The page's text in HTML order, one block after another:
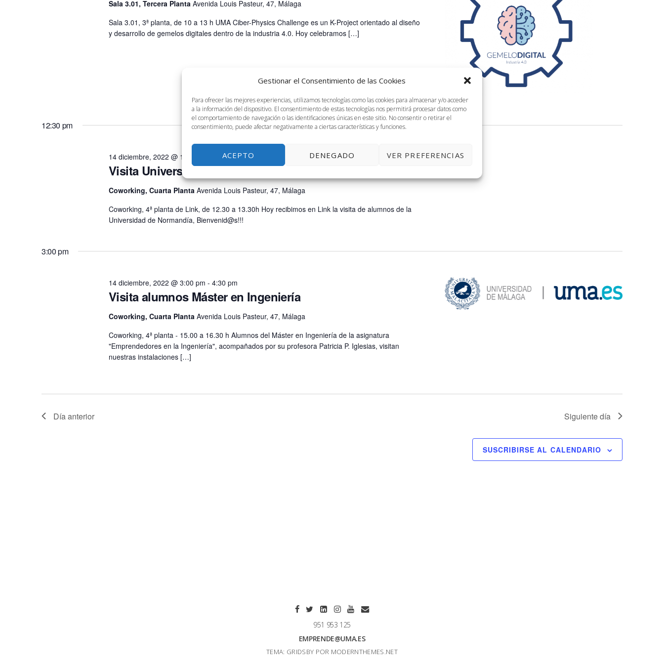
Gestionar el Consentimiento de las Cookies
Para ofrecer las mejores experiencias, utilizamos tecnologías como las cookies para almacenar y/o acceder
a la información del dispositivo. El consentimiento de estas tecnologías nos permitirá procesar datos como
el comportamiento de navegación o las identificaciones únicas en este sitio. No consentir o retirar el
consentimiento, puede afectar negativamente a ciertas características y funciones.
ACEPTO DENEGADO VER PREFERENCIAS
Sala 3.01, Tercera Planta Avenida Louis Pasteur, 47, Málaga
Sala 3.01, 3ª planta, de 10 a 13 h UMA Ciber-Physics Challenge es un K-Project orientado al diseño
y desarrollo de gemelos digitales dentro de la industria 4.0. Hoy celebramos […]
12:30 pm
Visita Universidad de Normandía
14 diciembre, 2022 @ 12:30 pm 1:30 pm
Coworking, Cuarta Planta Avenida Louis Pasteur, 47, Málaga
Coworking, 4ª planta de Link, de 12.30 a 13.30h Hoy recibimos en Link la visita de alumnos de la
Universidad de Normandía, Bienvenid@s!!!
3:00 pm
Visita alumnos Máster en Ingeniería
14 diciembre, 2022 @ 3:00 pm - 4:30 pm
Coworking, Cuarta Planta Avenida Louis Pasteur, 47, Málaga
Coworking, 4ª planta - 15.00 a 16.30 h Alumnos del Máster en Ingeniería de la asignatura
"Emprendedores en la Ingeniería", acompañados por su profesora Patricia P. Iglesias, visitan
nuestras instalaciones […]
Día anterior Siguiente día
SUSCRIBIRSE AL CALENDARIO
951 953 125
EMPRENDE@UMA.ES
TEMA: GRIDSBY POR MODERNTHEMES.NET